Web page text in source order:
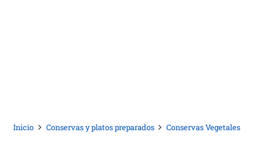
Inicio Conservas y platos preparados Conservas Vegetales